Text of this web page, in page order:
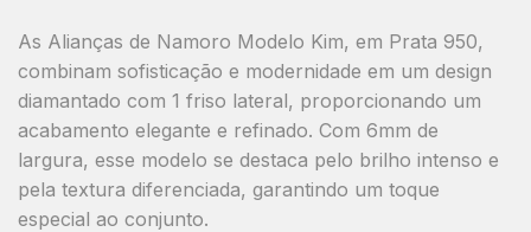
As Alianças de Namoro Modelo Kim, em Prata 950,
combinam sofisticação e modernidade em um design
diamantado com 1 friso lateral, proporcionando um
acabamento elegante e refinado. Com 6mm de
largura, esse modelo se destaca pelo brilho intenso e
pela textura diferenciada, garantindo um toque
especial ao conjunto.